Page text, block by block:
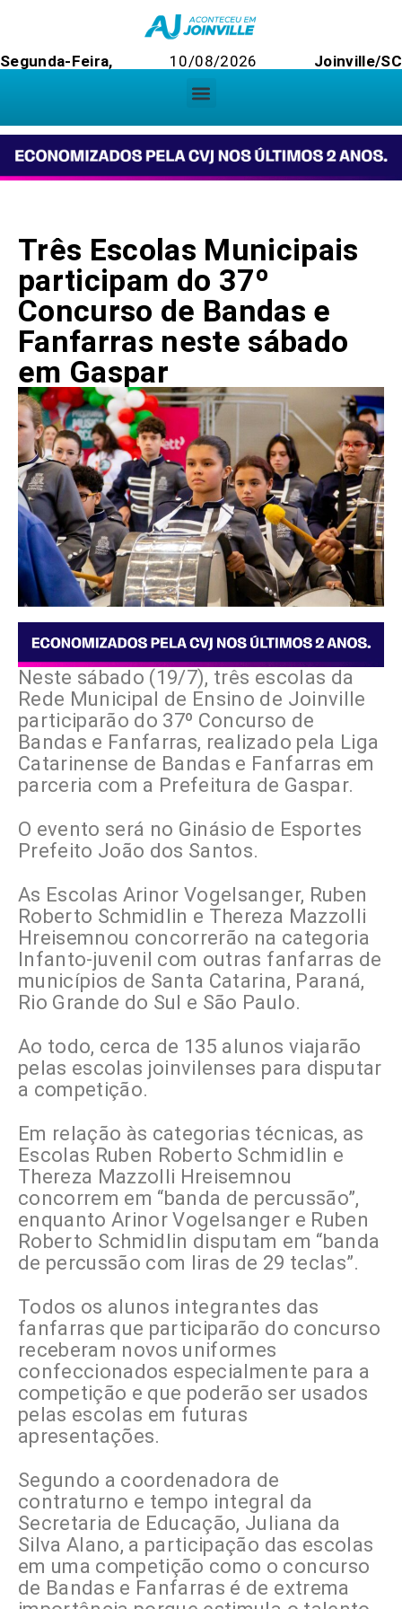
Segunda-Feira, 10/08/2026 Joinville/SC
Três Escolas Municipais
participam do 37º
Concurso de Bandas e
Fanfarras neste sábado
em Gaspar
Neste sábado (19/7), três escolas da
Rede Municipal de Ensino de Joinville
participarão do 37º Concurso de
Bandas e Fanfarras, realizado pela Liga
Catarinense de Bandas e Fanfarras em
parceria com a Prefeitura de Gaspar.
O evento será no Ginásio de Esportes
Prefeito João dos Santos.
As Escolas Arinor Vogelsanger, Ruben
Roberto Schmidlin e Thereza Mazzolli
Hreisemnou concorrerão na categoria
Infanto-juvenil com outras fanfarras de
municípios de Santa Catarina, Paraná,
Rio Grande do Sul e São Paulo.
Ao todo, cerca de 135 alunos viajarão
pelas escolas joinvilenses para disputar
a competição.
Em relação às categorias técnicas, as
Escolas Ruben Roberto Schmidlin e
Thereza Mazzolli Hreisemnou
concorrem em “banda de percussão”,
enquanto Arinor Vogelsanger e Ruben
Roberto Schmidlin disputam em “banda
de percussão com liras de 29 teclas”.
Todos os alunos integrantes das
fanfarras que participarão do concurso
receberam novos uniformes
confeccionados especialmente para a
competição e que poderão ser usados
pelas escolas em futuras
apresentações.
Segundo a coordenadora de
contraturno e tempo integral da
Secretaria de Educação, Juliana da
Silva Alano, a participação das escolas
em uma competição como o concurso
de Bandas e Fanfarras é de extrema